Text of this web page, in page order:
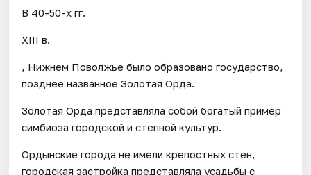
В 40-50-х гг.
XIII в.
, Нижнем Поволжье было образовано государство,
позднее названное Золотая Орда.
Золотая Орда представляла собой богатый пример
симбиоза городской и степной культур.
Ордынские города не имели крепостных стен,
городская застройка представляла усадьбы с